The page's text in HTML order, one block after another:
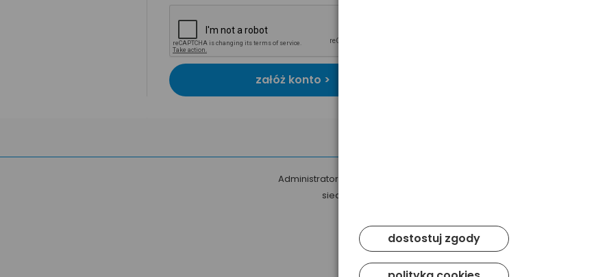
załóż konto >
Administratorem Twoich danych osobowych jest Baltrade sp. z o.o. z
siedzibą w Gdańsku przy ul. Geodetów 24, 80-298 Gdańsk.
dostostuj zgody